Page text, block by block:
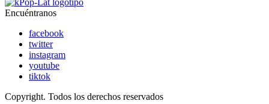
Encuéntranos
facebook
twitter
instagram
youtube
tiktok
Copyright. Todos los derechos reservados